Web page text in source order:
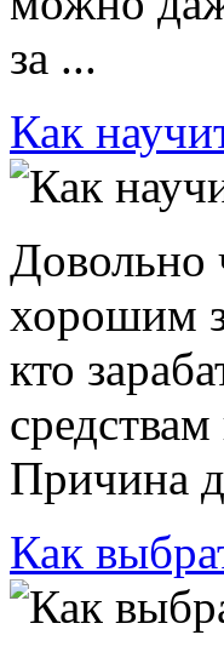
за ...
Как
Довольно
хорошим
кто
Причина
Как